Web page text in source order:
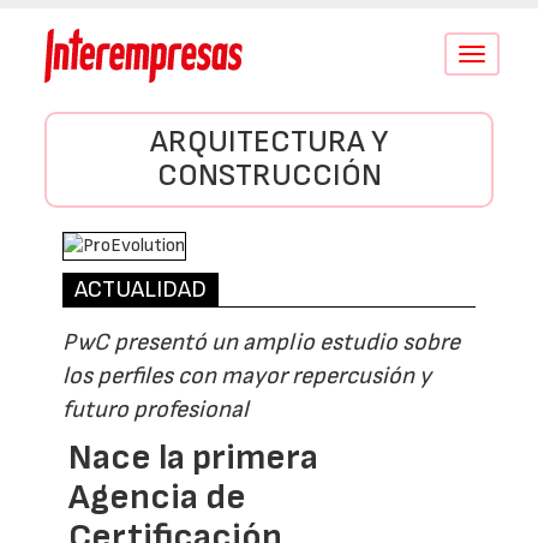
Conmutar
ARQUITECTURA Y
CONSTRUCCIÓN
ACTUALIDAD
PwC presentó un amplio estudio sobre
los perfiles con mayor repercusión y
futuro profesional
Nace la primera
Agencia de